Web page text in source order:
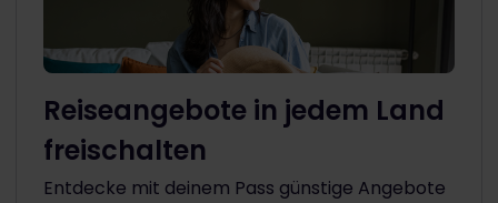
Reiseangebote in jedem Land
freischalten
Entdecke mit deinem Pass günstige Angebote